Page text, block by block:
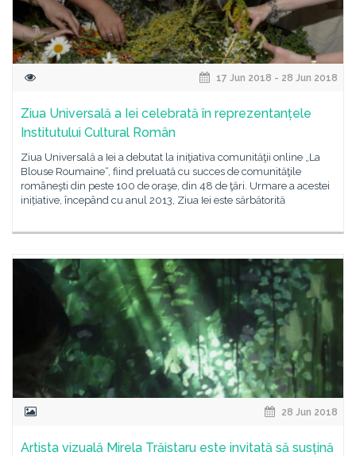
17 Jun 2018 - 28 Jun 2018
Ziua Universală a Iei celebrată în reprezentanțele
Institutului Cultural Român
Ziua Universală a Iei a debutat la iniţiativa comunităţii online „La
Blouse Roumaine“, fiind preluată cu succes de comunităţile
româneşti din peste 100 de oraşe, din 48 de ţări. Urmare a acestei
inițiative, începând cu anul 2013, Ziua Iei este sărbătorită
28 Jun 2018
Artista vizuală Mirela Trăistaru este invitată să susțină